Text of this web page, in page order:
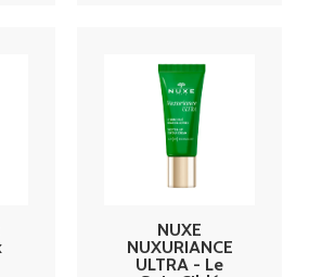
NUXE
NUXURIANCE
ULTRA - Le